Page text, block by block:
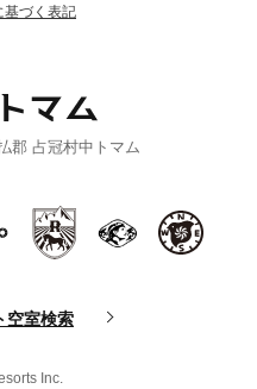
基づく表記
郡 占冠村中トマム
空室検索
Inc.